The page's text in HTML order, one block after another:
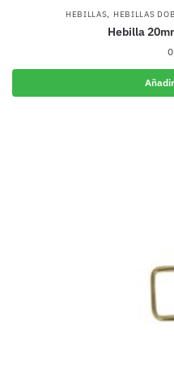
HEBILLAS, HEBILLAS
Hebilla